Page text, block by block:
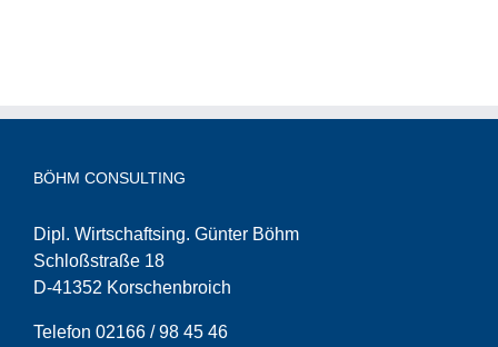
BÖHM CONSULTING
Dipl. Wirtschaftsing. Günter Böhm
Schloßstraße 18
D-41352 Korschenbroich
Telefon 02166 / 98 45 46